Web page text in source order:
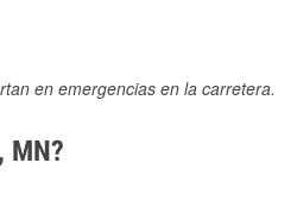
en emergencias en la carretera.
MN?